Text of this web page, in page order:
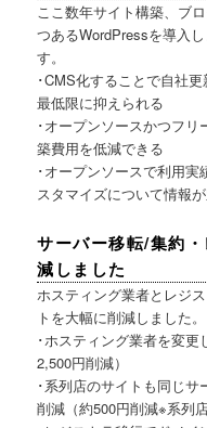
ここ数年サイト構築、ブ
つあるWordPressを導入
す。
･CMS化することで自社
最低限に抑えられる
･オープンソースかつフ
築費用を低減できる
･オープンソースで利用
スタマイズについて情報
サーバー移転/集約
減しました
ホスティング業者とレジ
トを大幅に削減しました。
･ホスティング業者を変
2,500円削減）
･系列店のサイトも同じ
削減（約500円削減※系列